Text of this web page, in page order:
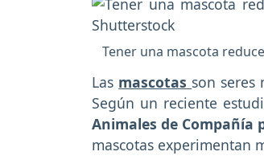
Tener una mascota
Las mascotas son seres
Según un reciente
Animales de Compañía
mascotas experimentan